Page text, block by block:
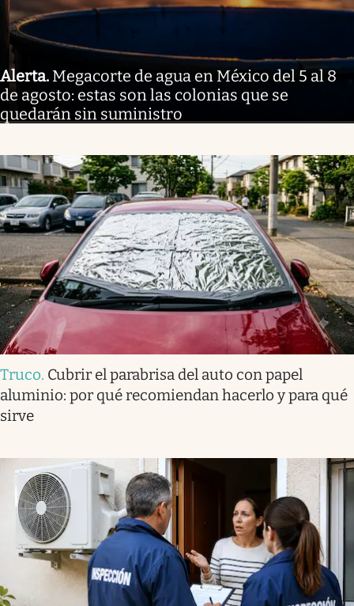
Alerta. Megacorte de agua en México del 5 al 8
de agosto: estas son las colonias que se
quedarán sin suministro
Truco. Cubrir el parabrisa del auto con papel
aluminio: por qué recomiendan hacerlo y para qué
sirve